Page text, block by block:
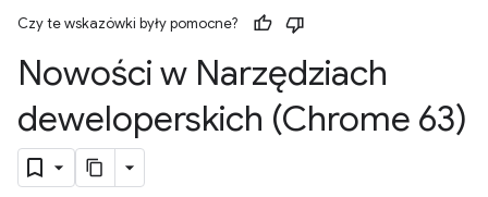
Czy te wskazówki były pomocne?
Nowości w Narzędziach
deweloperskich (Chrome 63)